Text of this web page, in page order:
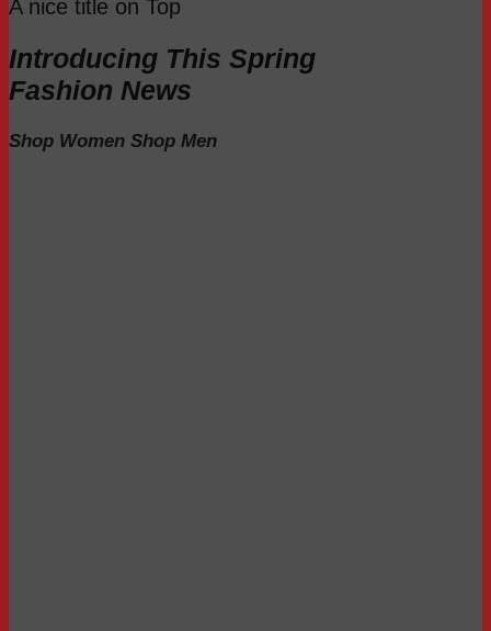
A nice title on Top
Introducing This Spring
Fashion News
Shop Women Shop Men